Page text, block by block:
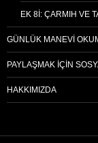
EK 8I: ÇARMIH VE
GÜNLÜK MANEVI
PAYLAŞMAK İÇIN
HAKKIMIZDA